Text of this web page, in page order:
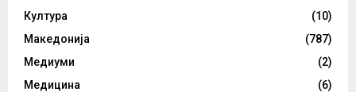
Култура
(10)
Македонија
(787)
Медиуми
(2)
Медицина
(6)